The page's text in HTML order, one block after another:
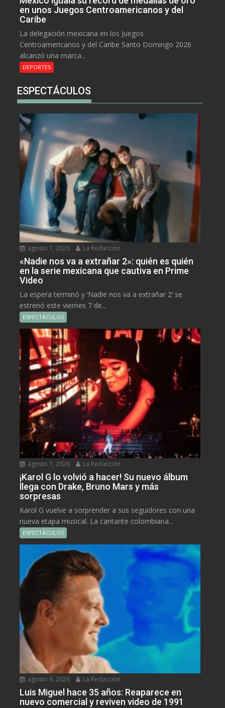
en unos Juegos Centroamericanos y del
Caribe
La delegación mexicana en los Juegos
Centroamericanos y del Caribe Santo Domingo 2026
alcanzó una marca...
DEPORTES
ESPECTÁCULOS
agosto 7, 2026 La Redacción
«Nadie nos va a extrañar 2»: quién es quién
en la serie mexicana que cautiva en Prime
Video
La espera terminó y ‘Nadie nos va a extrañar 2’ se
estrenó este viernes 7 de...
ESPECTÁCULOS
agosto 7, 2026 La Redacción
¡Karol G lo volvió a hacer! Su nuevo álbum
llega con Drake, Bruno Mars y más
sorpresas
Karol G vuelve a sorprender a sus seguidores con una
nueva etapa musical. La cantante colombiana...
ESPECTÁCULOS
agosto 6, 2026 La Redacción
Luis Miguel hace 35 años: Reaparece en
nuevo comercial y reviven video de 1991